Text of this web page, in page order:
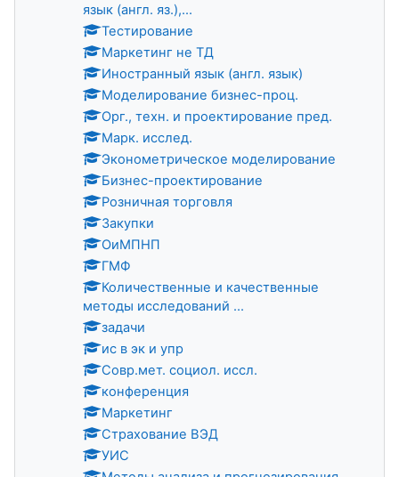
язык (англ. яз.),...
Тестирование
Маркетинг не ТД
Иностранный язык (англ. язык)
Моделирование бизнес-проц.
Орг., техн. и проектирование пред.
Марк. исслед.
Эконометрическое моделирование
Бизнес-проектирование
Розничная торговля
Закупки
ОиМПНП
ГМФ
Количественные и качественные
методы исследований ...
задачи
ис в эк и упр
Совр.мет. социол. иссл.
конференция
Маркетинг
Страхование ВЭД
УИС